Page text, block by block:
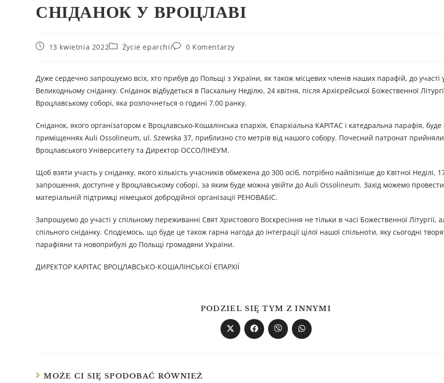
СНІДАНОК У ВРОЦЛАВІ
13 kwietnia 2022 Życie eparchii 0 Komentarzy
Дуже сердечно запрошуємо всіх, хто прибув до Польщі з України, як також місцевих членів наших парафій, до участі
Великодньому сніданку. Сніданок відбудеться в Пасхальну Неділю, 24 квітня, після Архієрейської Божественної
Вроцлавському соборі, яка розпочнеться о годині 7.00 ранку.
Сніданок, якого організатором є Вроцлавсько-Кошалінська єпархія, Єпархіальна КАРІТАС і катедральна парафія,
приміщеннях Аuli Ossolineum, ul. Szewska 37, приблизно сто метрів від нашого собору. Почесний патронат
Вроцлавського Університету та Директор ОССОЛІНЕУМ.
Щоб взяти участь у сніданку, якого кількість учасників обмежена до 300 осіб, потрібно найпізніше до Квітної Неділі,
запрошення, доступне у Вроцлавському соборі, за яким буде можна увійти до Auli Ossolineum. Захід можемо
матеріальній підтримці німецької добродійної організації РЕНОВАБІС.
Запрошуємо до участі у спільному переживанні Свят Христового Воскресіння не тільки в часі Божественної Літургії,
спільного сніданку. Сподіємось, що буде це також гарна нагода до інтеграції цілої нашої спільноти, яку сьогодні
парафіяни та новоприбулі до Польщі громадяни України.
ДИРЕКТОР КАРІТАС ВРОЦЛАВСЬКО-КОШАЛІНСЬКОЇ ЄПАРХІЇ
PODZIEL SIĘ TYM Z INNYMI
MOŻE CI SIĘ SPODOBAĆ RÓWNIEŻ